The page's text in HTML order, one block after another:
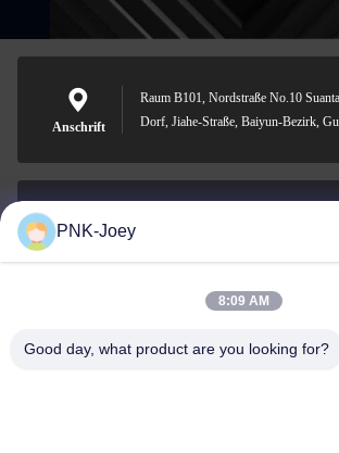
Anschrift
Raum B101, Nordstraße No.10
Dorf, Jiahe-Straße, Baiyun-Bezirk,
E-Mail-Adresse
008613580404923
PNK-Joey
8:09 AM
Good day, what product are you looking for?